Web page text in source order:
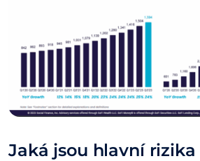
Jaká jsou hlavní rizika